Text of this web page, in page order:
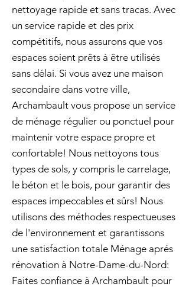
nettoyage rapide et sans tracas. Avec
un service rapide et des prix
compétitifs, nous assurons que vos
espaces soient prêts à être utilisés
sans délai. Si vous avez une maison
secondaire dans votre ville,
Archambault vous propose un service
de ménage régulier ou ponctuel pour
maintenir votre espace propre et
confortable! Nous nettoyons tous
types de sols, y compris le carrelage,
le béton et le bois, pour garantir des
espaces impeccables et sûrs! Nous
utilisons des méthodes respectueuses
de l'environnement et garantissons
une satisfaction totale Ménage aprés
rénovation à Notre-Dame-du-Nord:
Faites confiance à Archambault pour